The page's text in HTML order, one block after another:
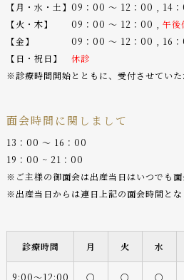
【月・水・土】09：00 〜 12：00 , 14
【火・木】 09：00 〜 12：00 , 午後
【金】 09：00 〜 12：00 , 16：
【日・祝日】 休診
※診療時間開始とともに、受付させていた
面会時間に関しまして
13：00 〜 16：00
19：00 ~ 21：00
※ご主様の御面会は出産当日はいつでも面
※出産当日からは連日上記の面会時間とな
診療時間 月 火 水
9:00〜12:00 ○ ○ ○